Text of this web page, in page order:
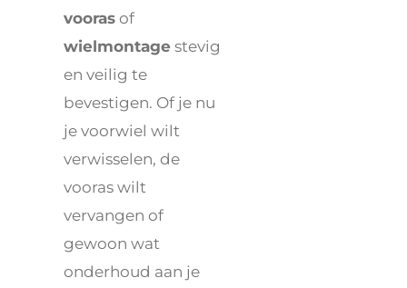
voorasof
wielmontage stevig
en veilig te
bevestigen. Of je nu
je voorwiel wilt
verwisselen, de
vooras wilt
vervangen of
gewoon wat
onderhoud aan je